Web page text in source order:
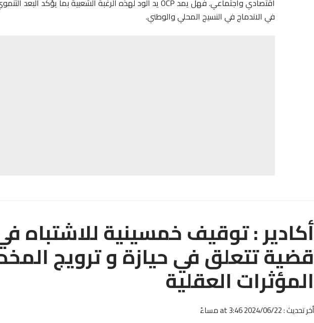
في الاندماج في النسيج المحلي والوطني.
أكادير : توقيف خمسينية للاشتباه
قضية تتعلق في حيازة و ترويج
المؤثرات العقلية
أخر تحديث : 2024/06/22 at 3:46 مساءً